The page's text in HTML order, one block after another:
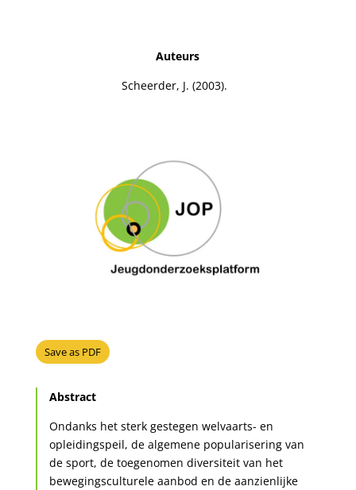
Auteurs
Scheerder, J. (2003).
Save as PDF
Abstract
Ondanks het sterk gestegen welvaarts- en
opleidingspeil, de algemene popularisering van
de sport, de toegenomen diversiteit van het
bewegingsculturele aanbod en de aanzienlijke